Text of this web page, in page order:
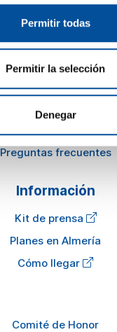
Permitir todas
Permitir la selección
Denegar
El congreso
Preguntas frecuentes
Información
Kit de prensa
Planes en Almería
Cómo llegar
Comité de Honor